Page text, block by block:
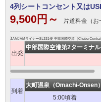
4列シートコンセント又は
9,500円～ 片道料金（お
JAMJAMライナーSL331便 中部国際空港（Chubu
出発
中部国際空港第2ターミナ
到着
大町温泉（Omachi-Onsen）
5:00頃着